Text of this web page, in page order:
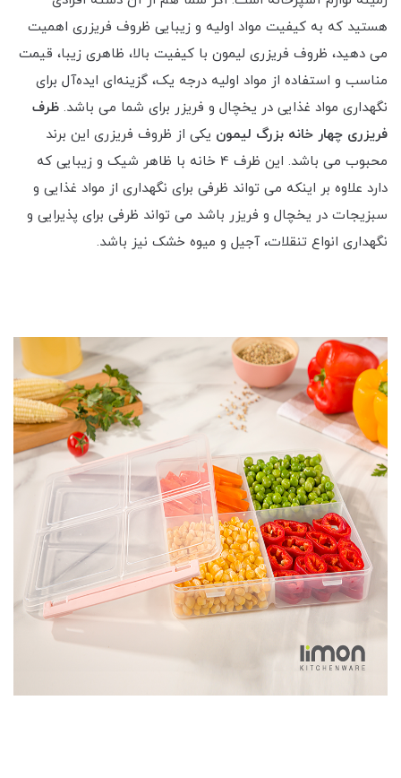
هستید که به کیفیت مواد اولیه و زیبایی ظروف فریزری اهمیت
می دهید، ظروف فریزری لیمون با کیفیت بالا، ظاهری زیبا، قیمت
مناسب و استفاده از مواد اولیه درجه یک، گزینه‌ای ایده‌آل برای
نگهداری مواد غذایی در یخچال و فریزر برای شما می باشد. ظرف
فریزری چهار خانه بزرگ لیمون یکی از ظروف فریزری این برند
محبوب می باشد. این ظرف 4 خانه با ظاهر شیک و زیبایی که
دارد علاوه بر اینکه می تواند ظرفی برای نگهداری از مواد غذایی و
سبزیجات در یخچال و فریزر باشد می تواند ظرفی برای پذیرایی و
نگهداری انواع تنقلات، آجیل و میوه خشک نیز باشد.